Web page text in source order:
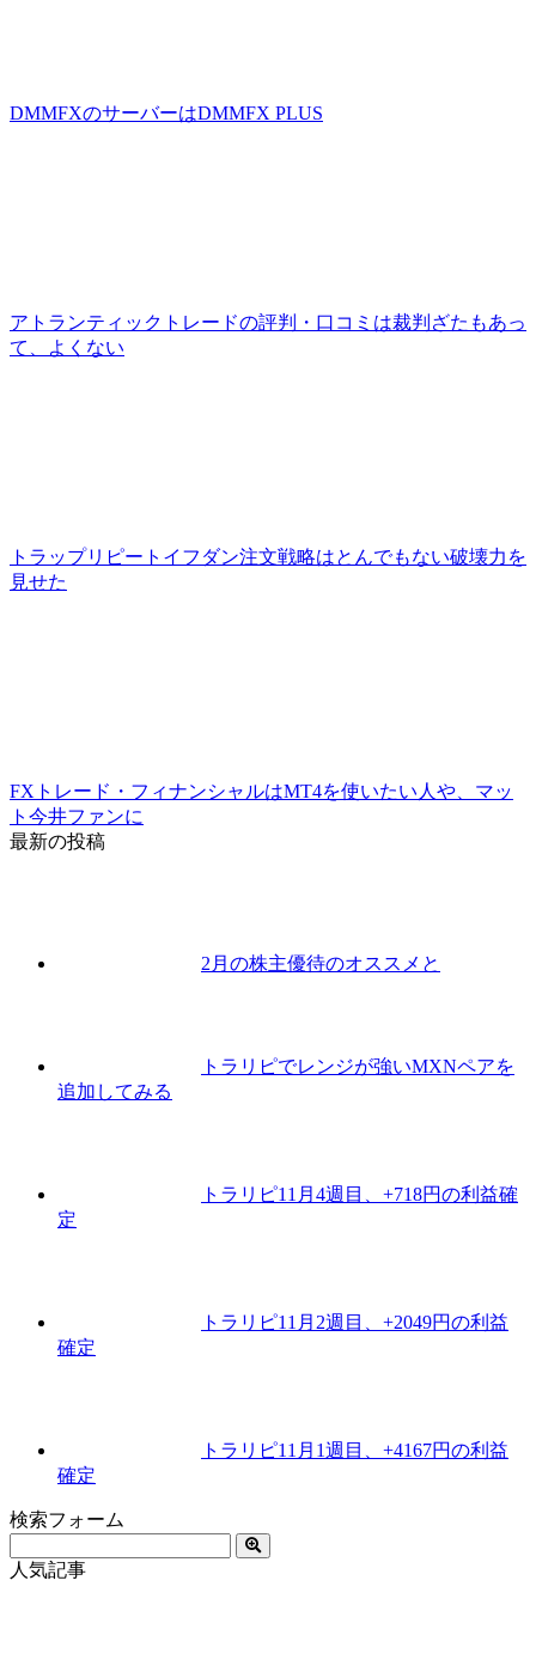
DMMFXのサーバーはDMMFX PLUS
アトランティックトレードの評判・口コミは裁判ざたもあっ
て、よくない
トラップリピートイフダン注文戦略はとんでもない破壊力を
見せた
FXトレード・フィナンシャルはMT4を使いたい人や、マッ
ト今井ファンに
最新の投稿
2月の株主優待のオススメと
トラリピでレンジが強いMXNペアを
追加してみる
トラリピ11月4週目、+718円の利益確
定
トラリピ11月2週目、+2049円の利益
確定
トラリピ11月1週目、+4167円の利益
確定
検索フォーム
人気記事